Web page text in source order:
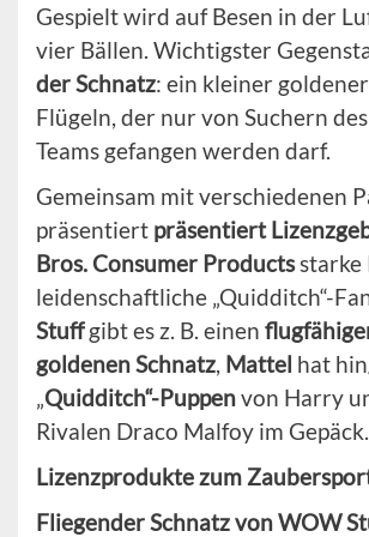
Gespielt wird auf Besen in der
vier Bällen. Wichtigster
der Schnatz: ein kleiner
Flügeln, der nur von Suchern
Teams gefangen werden darf.
Gemeinsam mit verschiedenen
präsentiert präsentiert
Bros. Consumer Productsstarke
leidenschaftliche „Quidditch“-
Stuffgibt es z. B. einen
goldenenSchnatz, Mattel hat
„Quidditch“-Puppenvon Harry
Rivalen Draco Malfoy im Gepäck.
Lizenzprodukte zum
Fliegender Schnatz von WOW